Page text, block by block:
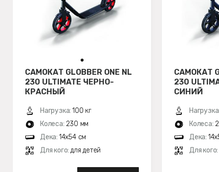
САМОКАТ GLOBBER ONE NL
230 ULTIMATE ЧЕРНО-
КРАСНЫЙ
Нагрузка: 100 кг
Колеса: 230 мм
Дека: 14х54 см
Для кого: для детей
САМОКАТ
230
СИНИЙ
Колеса:
Дека:
Для кого: